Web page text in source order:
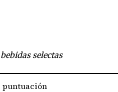
selectas
puntuación